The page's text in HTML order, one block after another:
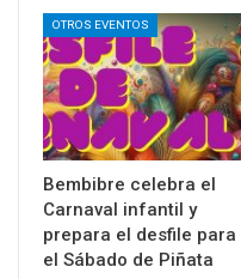
OTROS EVENTOS
Bembibre celebra el
Carnaval infantil y
prepara el desfile para
el Sábado de Piñata